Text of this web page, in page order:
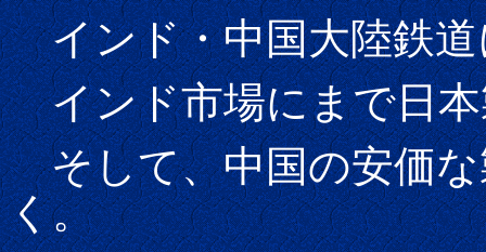
インド・中国大陸鉄道
インド市場にまで日本
そして、中国の安価な
く。